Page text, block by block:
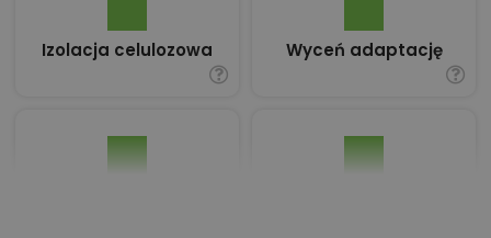
Izolacja celulozowa Wyceń adaptację